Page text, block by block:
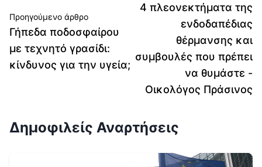
Προηγούμενο άρθρο
Γήπεδα ποδοσφαίρου
με τεχνητό γρασίδι:
κίνδυνος για την υγεία;
4 πλεονεκτήματα της
ενδοδαπέδιας
θέρμανσης και
συμβουλές που πρέπει
να θυμάστε -
Οικολόγος Πράσινος
Δημοφιλείς Αναρτήσεις